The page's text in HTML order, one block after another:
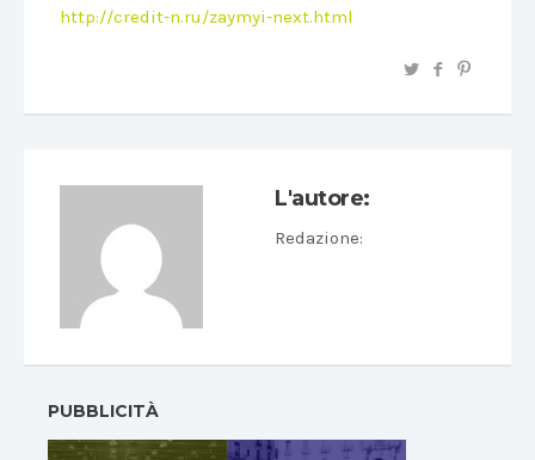
http://credit-n.ru/zaymyi-next.html
L'autore:
Redazione:
PUBBLICITÀ